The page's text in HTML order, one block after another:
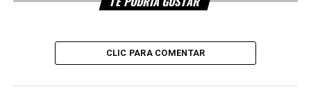
eléctrico;
inyección
CLIC PARA COMENTAR